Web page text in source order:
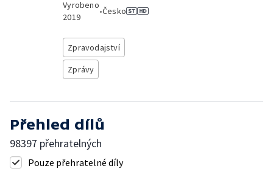
Vyrobeno
2019
•Česko
Zpravodajství
Zprávy
Přehled dílů
98397 přehratelných
Pouze přehratelné díly